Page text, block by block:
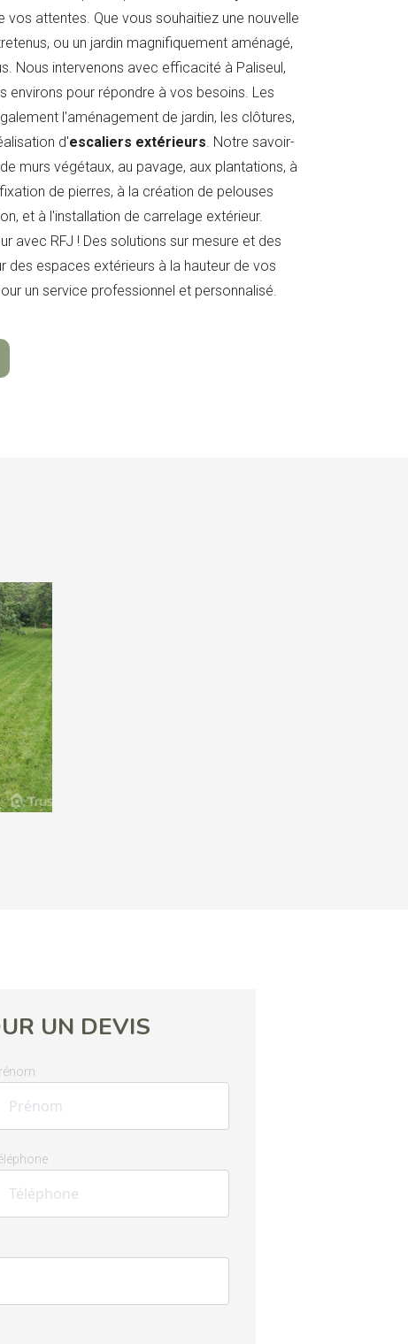
vos attentes. Que vous souhaitiez une nouvelle
ou un jardin magnifiquement aménagé,
Nous intervenons avec efficacité à Paliseul,
environs pour répondre à vos besoins. Les
l'aménagement de jardin, les clôtures,
d'escaliers extérieurs. Notre savoir-
murs végétaux, au pavage, aux plantations, à
de pierres, à la création de pelouses
et à l'installation de carrelage extérieur.
avec RFJ ! Des solutions sur mesure et des
des espaces extérieurs à la hauteur de vos
un service professionnel et personnalisé.
UN DEVIS